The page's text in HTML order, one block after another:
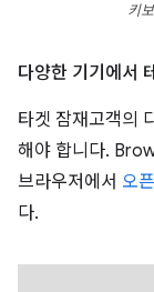
키
다양한 기기에서
타겟 잠재고객의
해야 합니다.
브라우저에서 오
다.